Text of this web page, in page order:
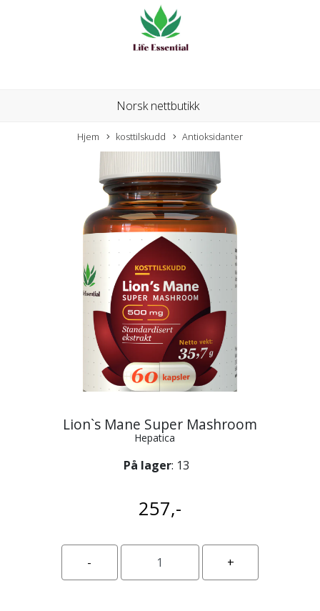
Norsk nettbutikk
Hjem kosttilskudd Antioksidanter
Lion`s Mane Super Mashroom
Hepatica
På lager: 13
257,-